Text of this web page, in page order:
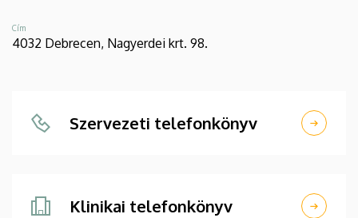
Cím
4032 Debrecen, Nagyerdei krt. 98.
Szervezeti telefonkönyv
Klinikai telefonkönyv